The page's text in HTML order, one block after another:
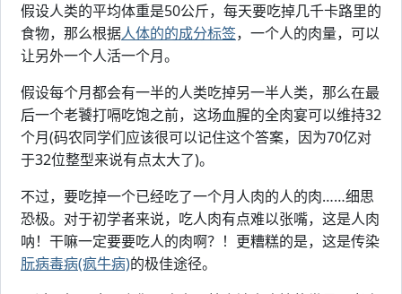
假设人类的平均体重是50公斤，每天要吃掉几千卡路里的
食物，那么根据人体的的成分标签，一个人的肉量，可以
让另外一个人活一个月。
假设每个月都会有一半的人类吃掉另一半人类，那么在最
后一个老饕打嗝吃饱之前，这场血腥的全肉宴可以维持32
个月(码农同学们应该很可以记住这个答案，因为70亿对
于32位整型来说有点太大了)。
不过，要吃掉一个已经吃了一个月人肉的人的肉……细思
恐极。对于初学者来说，吃人肉有点难以张嘴，这是人肉
呐！干嘛一定要要吃人的肉啊？！更糟糕的是，这是传染
朊病毒病(疯牛病)的极佳途径。